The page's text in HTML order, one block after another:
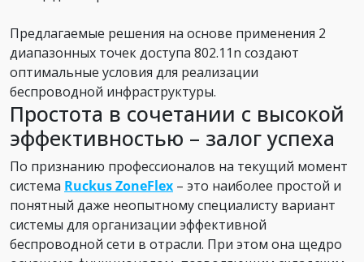
Предлагаемые решения на основе применения 2
диапазонных точек доступа 802.11n создают
оптимальные условия для реализации
беспроводной инфраструктуры.
Простота в сочетании с высокой
эффективностью – залог успеха
По признанию профессионалов на текущий момент
система Ruckus ZoneFlex – это наиболее простой и
понятный даже неопытному специалисту вариант
системы для организации эффективной
беспроводной сети в отрасли. При этом она щедро